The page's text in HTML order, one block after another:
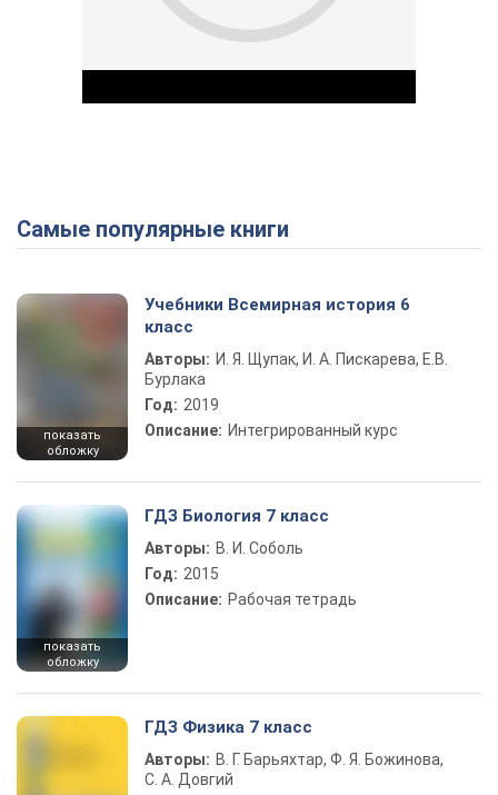
Play Video
Самые популярные книги
показать
обложку
Учебники Всемирная история 6
класс
Авторы: И. Я. Щупак, И. А. Пискарева, Е.В.
Бурлака
Год: 2019
Описание: Интегрированный курс
показать
обложку
ГДЗ Биология 7 класс
Авторы: В. И. Соболь
Год: 2015
Описание: Рабочая тетрадь
ГДЗ Физика 7 класс
Авторы: В. Г. Барьяхтар, Ф. Я. Божинова,
С. А. Довгий